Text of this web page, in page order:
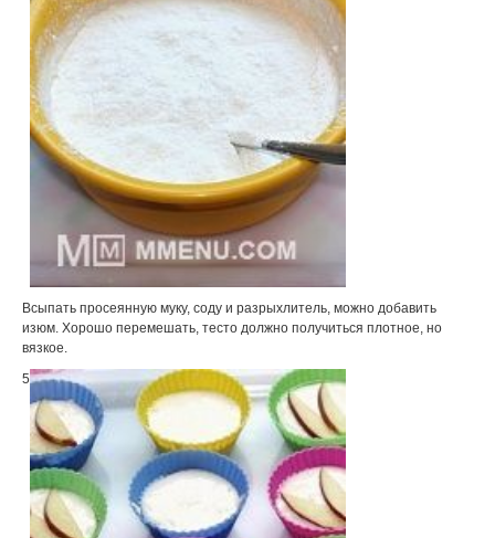
Всыпать просеянную муку, соду и разрыхлитель, можно добавить
изюм. Хорошо перемешать, тесто должно получиться плотное, но
вязкое.
5